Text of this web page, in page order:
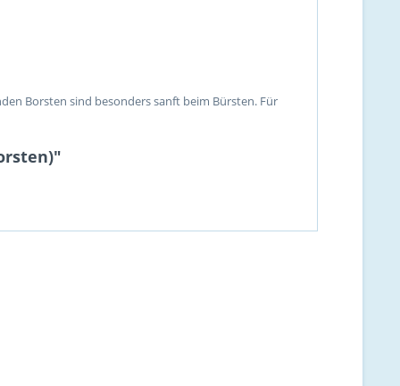
Borsten sind besonders sanft beim Bürsten. Für